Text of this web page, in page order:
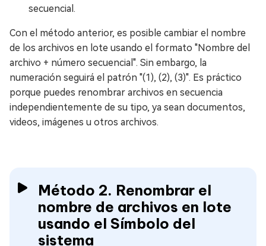
secuencial.
Con el método anterior, es posible cambiar el nombre
de los archivos en lote usando el formato "Nombre del
archivo + número secuencial". Sin embargo, la
numeración seguirá el patrón "(1), (2), (3)". Es práctico
porque puedes renombrar archivos en secuencia
independientemente de su tipo, ya sean documentos,
videos, imágenes u otros archivos.
Método 2. Renombrar el
nombre de archivos en lote
usando el Símbolo del
sistema